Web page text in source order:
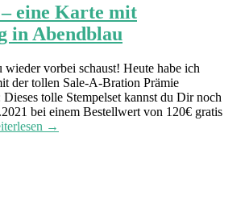
eine Karte mit
in Abendblau
vorbei schaust! Heute habe ich
der tollen Sale-A-Bration Prämie
tolle Stempelset kannst du Dir noch
bei einem Bestellwert von 120€ gratis
→